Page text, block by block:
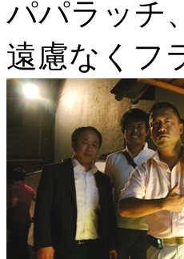
パパラッチ
遠慮なくフ